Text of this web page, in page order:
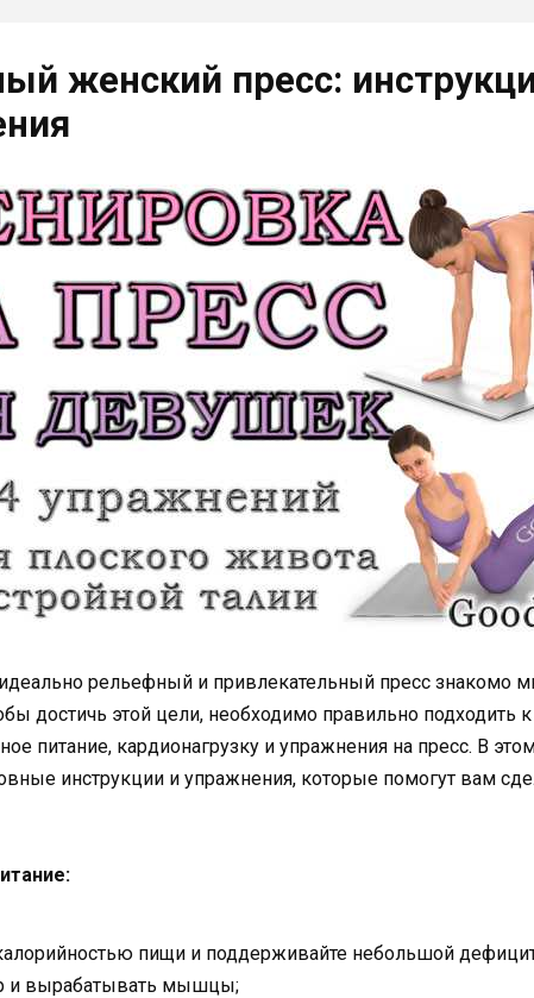
женский пресс:
рельефный и привлекательный пресс знакомо
достичь этой цели, необходимо правильно подходить
питание, кардионагрузку и упражнения на пресс. В
инструкции и упражнения, которые помогут вам
пищи и поддерживайте небольшой
и вырабатывать мышцы;